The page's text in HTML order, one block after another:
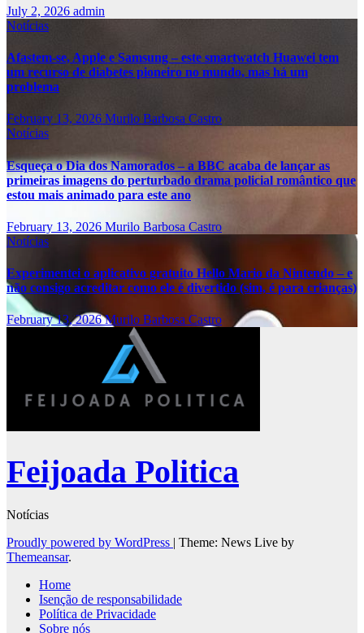
July 2, 2026 admin
Notícias
Afastem-se, Apple e Samsung – este smartwatch Huawei tem
um recurso de diabetes pioneiro no mundo, mas há um
problema
February 13, 2026 Murilo Barbosa Castro
Notícias
Esqueça o Dia dos Namorados – a BBC acaba de lançar as
primeiras imagens do perturbado drama policial romântico que
estou mais animado para este ano
February 13, 2026 Murilo Barbosa Castro
Notícias
Experimentei o aplicativo gratuito Hello Mario da Nintendo – e
não consigo acreditar como ele é divertido (sim, é para crianças)
February 13, 2026Murilo Barbosa Castro
Feijoada Politica
Notícias
Proudly powered by WordPress | Theme: News Live by
Themeansar.
Home
Isenção de responsabilidade
Política de Privacidade
Sobre nós